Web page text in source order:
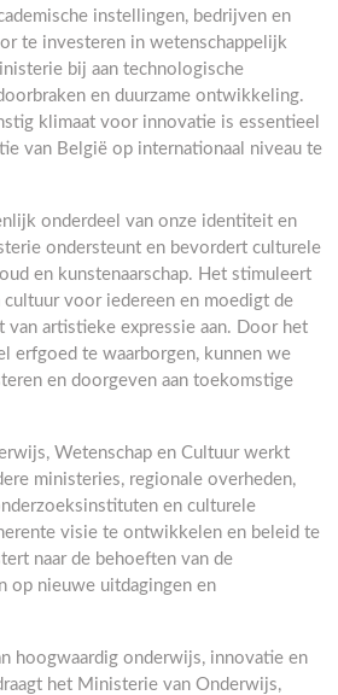
instellingen, bedrijven en
te investeren in wetenschappelijk
bij aan technologische
en duurzame ontwikkeling.
klimaat voor innovatie is essentieel
van België op internationaal niveau te
onderdeel van onze identiteit en
ondersteunt en bevordert culturele
en kunstenaarschap. Het stimuleert
voor iedereen en moedigt de
artistieke expressie aan. Door het
erfgoed te waarborgen, kunnen we
en doorgeven aan toekomstige
Wetenschap en Cultuur werkt
ministeries, regionale overheden,
en culturele
visie te ontwikkelen en beleid te
naar de behoeften van de
op nieuwe uitdagingen en
hoogwaardig onderwijs, innovatie en
het Ministerie van Onderwijs,